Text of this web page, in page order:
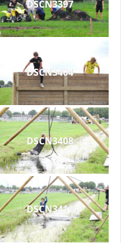
DSCN3397
DSCN3404
DSCN3408
DSCN3411